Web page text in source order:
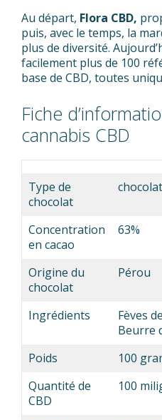
Au départ, Flora CBD,
puis, avec le temps, la
plus de diversité.
facilement plus de 100
base de CBD, toutes
Fiche
cannabis CBD
Type de
chocolat
Concentration
en cacao
63%
Origine du
chocolat
Pérou
Ingrédients
Fèves
Beurre
Poids
100
Quantité de
CBD
100